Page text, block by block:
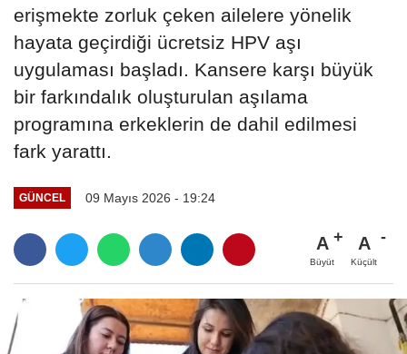
erişmekte zorluk çeken ailelere yönelik
hayata geçirdiği ücretsiz HPV aşı
uygulaması başladı. Kansere karşı büyük
bir farkındalık oluşturulan aşılama
programına erkeklerin de dahil edilmesi
fark yarattı.
GÜNCEL 09 Mayıs 2026 - 19:24
A
Büyüt
A
Küçült